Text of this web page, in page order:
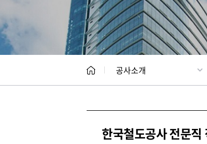
공사소개
한국철도공사 전문